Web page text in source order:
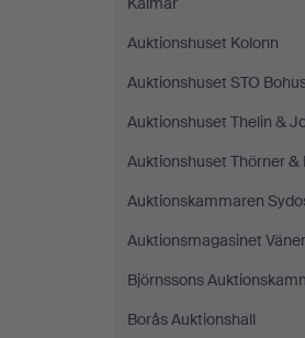
Auktionshuset Kolonn
Auktionshuset STO
Auktionshuset Thelin &
Auktionshuset Thörner &
Auktionskammaren
Auktionsmagasinet
Björnssons
Borås Auktionshall